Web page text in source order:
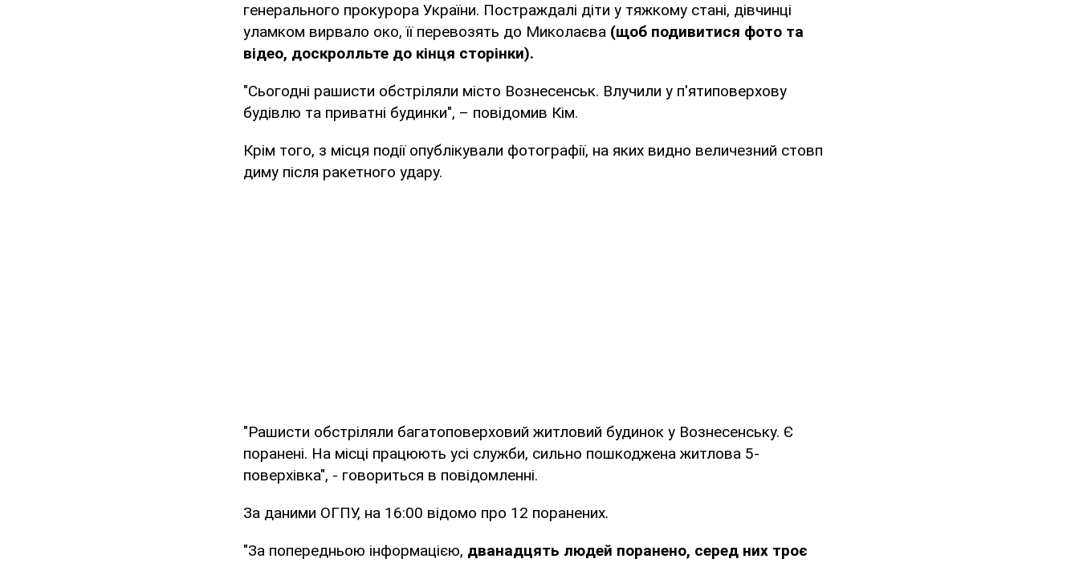
генерального прокурора України. Постраждалі діти у тяжкому стані, дівчинці
уламком вирвало око, її перевозять до Миколаєва (щоб подивитися фото та
відео, доскролльте до кінця сторінки).
"Сьогодні рашисти обстріляли місто Вознесенськ. Влучили у п'ятиповерхову
будівлю та приватні будинки", – повідомив Кім.
Крім того, з місця події опублікували фотографії, на яких видно величезний стовп
диму після ракетного удару.
"Рашисти обстріляли багатоповерховий житловий будинок у Вознесенську. Є
поранені. На місці працюють усі служби, сильно пошкоджена житлова 5-
поверхівка", - говориться в повідомленні.
За даними ОГПУ, на 16:00 відомо про 12 поранених.
"За попередньою інформацією, дванадцять людей поранено, серед них троє